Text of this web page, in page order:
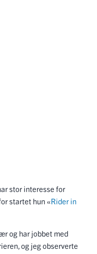
stor interesse for
startet hun «Rider in
og har jobbet med
og jeg observerte